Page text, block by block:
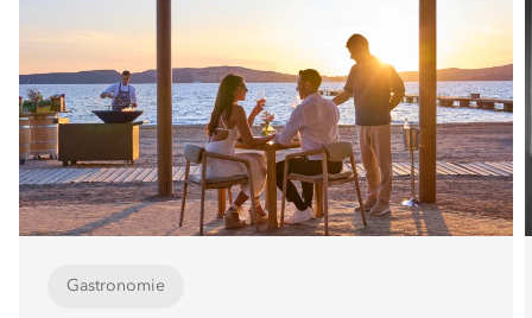
Gastronomie